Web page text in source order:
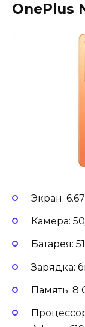
OnePlus
Экран:
Камера:
Батарея:
Зарядка:
Память: 8